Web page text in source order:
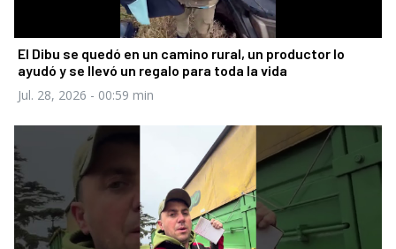
El Dibu se quedó en un camino rural, un productor lo
ayudó y se llevó un regalo para toda la vida
Jul. 28, 2026 - 00:59 min